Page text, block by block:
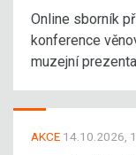
Online sborník
konference
muzejní
AKCE 14.10.2026,